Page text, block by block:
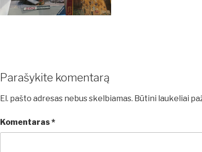
Parašykite komentarą
El. pašto adresas nebus skelbiamas. Būtini laukeliai
Komentaras*